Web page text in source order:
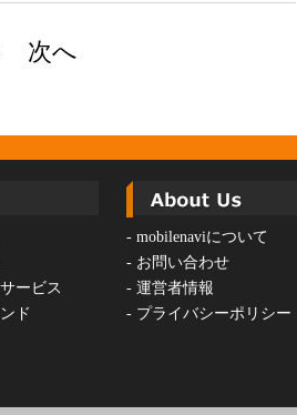
次へ
ービス
ド
- mobilenaviについて
- お問い合わせ
- 運営者情報
- プライバシーポリシー